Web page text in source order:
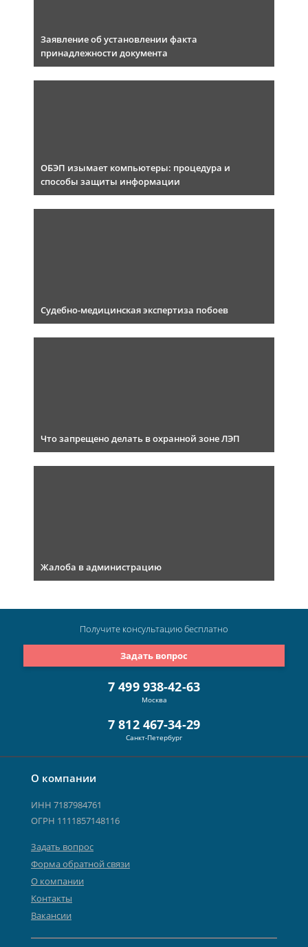
Заявление об установлении факта
принадлежности документа
ОБЭП изымает компьютеры: процедура и
способы защиты информации
Судебно-медицинская экспертиза побоев
Что запрещено делать в охранной зоне ЛЭП
Жалоба в администрацию
О компании
ИНН 7187984761
ОГРН 1111857148116
Задать вопрос
Форма обратной связи
О компании
Контакты
Вакансии
7 499 938-42-63
Москва
7 812 467-34-29
Санкт-Петербург
Задать вопрос
Получите консультациюбесплатно